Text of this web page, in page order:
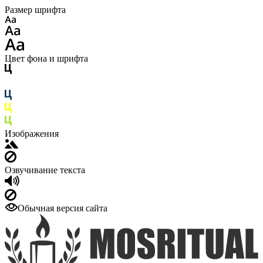
Размер шрифта
Цвет фона и шрифта
Изображения
Озвучивание текста
Обычная версия сайта